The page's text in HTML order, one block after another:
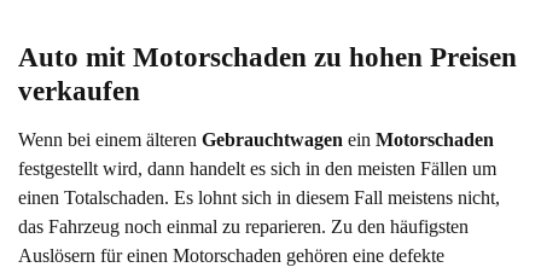
Auto mit Motorschaden zu hohen Preisen
verkaufen
Wenn bei einem älteren Gebrauchtwagen ein Motorschaden
festgestellt wird, dann handelt es sich in den meisten Fällen um
einen Totalschaden. Es lohnt sich in diesem Fall meistens nicht,
das Fahrzeug noch einmal zu reparieren. Zu den häufigsten
Auslösern für einen Motorschaden gehören eine defekte